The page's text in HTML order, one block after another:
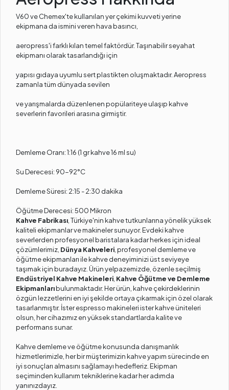
V60 ve Chemex'te kullanılan yer çekimi kuvveti yerine
ekipmana da ismini veren hava basıncı,
aeropress'i farklı kılan temel faktördür. Taşınabilir seyahat
ekipmanı olarak tasarlandığı için
yapısı gıdaya uyumlu sert plastikten oluşmaktadır. Aeropress
zamanla tüm dünyada sevilen
ve yarışmalarda düzenlenen popülariteye ulaşıp kahve
severlerin favorileri arasına girmiştir.
Demleme Oranı: 1:16 (1 gr kahve 16 ml su)
Su Derecesi: 90-92°C
Demleme Süresi: 2:15 - 2:30 dakika
Öğütme Derecesi: 500 Mikron
Kahve Fabrikası , Türkiye'nin kahve tutkunlarına yönelik yüksek
kaliteli ekipmanlar ve makineler sunuyor. Evdeki kahve
severlerden profesyonel baristalara kadar herkes için ideal
çözümlerimiz, Dünya Kahveleri , profesyonel demleme ve
öğütme ekipmanları ile kahve deneyiminizi üst seviyeye
taşımak için buradayız. Ürün yelpazemizde, özenle seçilmiş
Endüstriyel Kahve Makineleri Kahve Öğütme ve Demleme
Ekipmanlarıbulunmaktadır. Her ürün, kahve çekirdeklerinin
özgün lezzetlerini en iyi şekilde ortaya çıkarmak için özel olarak
tasarlanmıştır. İster espresso makineleri ister kahve üniteleri
olsun, her cihazımız en yüksek standartlarda kalite ve
performans sunar.
Kahve demleme ve öğütme konusunda danışmanlık
hizmetlerimizle, her bir müşterimizin kahve yapım sürecinde en
iyi sonuçları almasını sağlamayı hedefleriz. Ekipman
seçiminden kullanım tekniklerine kadar her adımda
yanınızdayız.